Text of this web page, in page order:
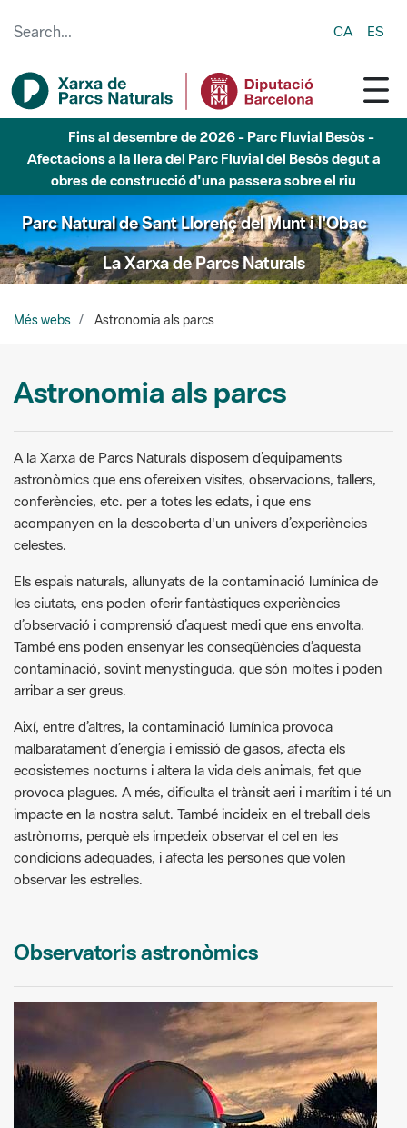
CA ES
Fins al desembre de 2026 - Parc Fluvial Besòs -
Afectacions a la llera del Parc Fluvial del Besòs degut a
obres de construcció d'una passera sobre el riu
Parc Natural de Sant Llorenç del Munt i l'Obac
La Xarxa de Parcs Naturals
Més webs Astronomia als parcs
Astronomia als parcs
A la Xarxa de Parcs Naturals disposem d’equipaments
astronòmics que ens ofereixen visites, observacions, tallers,
conferències, etc. per a totes les edats, i que ens
acompanyen en la descoberta d'un univers d’experiències
celestes.
Els espais naturals, allunyats de la contaminació lumínica de
les ciutats, ens poden oferir fantàstiques experiències
d’observació i comprensió d’aquest medi que ens envolta.
També ens poden ensenyar les conseqüències d’aquesta
contaminació, sovint menystinguda, que són moltes i poden
arribar a ser greus.
Així, entre d’altres, la contaminació lumínica provoca
malbaratament d’energia i emissió de gasos, afecta els
ecosistemes nocturns i altera la vida dels animals, fet que
provoca plagues. A més, dificulta el trànsit aeri i marítim i té un
impacte en la nostra salut. També incideix en el treball dels
astrònoms, perquè els impedeix observar el cel en les
condicions adequades, i afecta les persones que volen
observar les estrelles.
Observatoris astronòmics